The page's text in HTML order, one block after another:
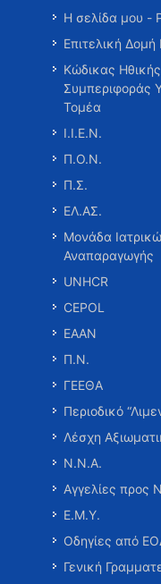
Η σελίδα μου -
Επιτελική
Κώδικας
Συμπεριφοράς
Τομέα
Ι.Ι.Ε.Ν.
Π.Ο.Ν.
Π.Σ.
ΕΛ.ΑΣ.
Μονάδα
Αναπαραγωγής
UNHCR
CEPOL
ΕΑΑΝ
Π.Ν.
ΓΕΕΘΑ
Περιοδικό
Λέσχη
Ν.Ν.Α.
Αγγελίες προς
Ε.Μ.Υ.
Οδηγίες από
Γενική